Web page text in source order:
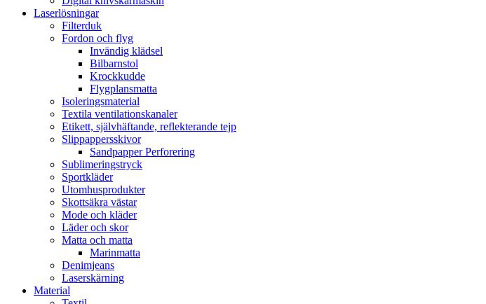
Laserlösningar
Filterduk
Fordon och flyg
Invändig klädsel
Bilbarnstol
Krockkudde
Flygplansmatta
Isoleringsmaterial
Textila ventilationskanaler
Etikett, självhäftande, reflekterande tejp
Slippappersskivor
Sandpapper Perforering
Sublimeringstryck
Sportkläder
Utomhusprodukter
Skottsäkra västar
Mode och kläder
Läder och skor
Matta och matta
Marinmatta
Denimjeans
Laserskärning
Material